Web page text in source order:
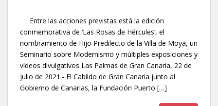
Entre las acciones previstas está la edición
conmemorativa de ‘Las Rosas de Hércules’, el
nombramiento de Hijo Predilecto de la Villa de Moya, un
Seminario sobre Modernismo y múltiples exposiciones y
vídeos divulgativos Las Palmas de Gran Canaria, 22 de
julio de 2021.- El Cabildo de Gran Canaria junto al
Gobierno de Canarias, la Fundación Puerto […]